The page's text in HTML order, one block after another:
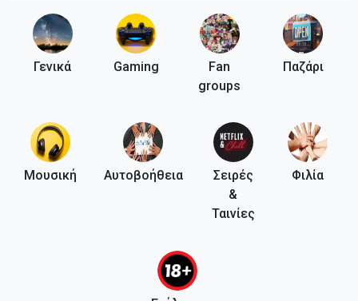
Γενικά Gaming
Fan
groups
Παζάρι
Μουσική Αυτοβοήθεια
Σειρές
&
Ταινίες
Φιλία